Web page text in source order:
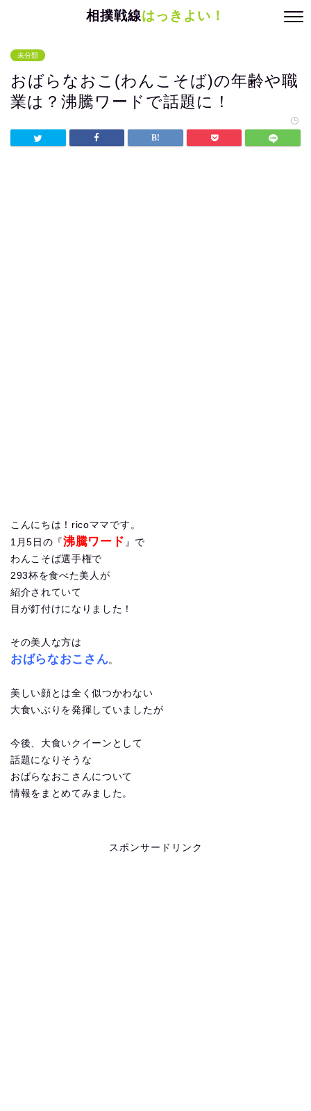
相撲戦線はっきよい！
未分類
おばらなおこ(わんこそば)の年齢や職
業は？沸騰ワードで話題に！
こんにちは！ricoママです。
1月5日の『沸騰ワード 』で
わんこそば選手権で
293杯を食べた美人が
紹介されていて
目が釘付けになりました！
その美人な方は
おばらなおこさん。
美しい顔とは全く似つかわない
大食いぶりを発揮していましたが
今後、大食いクイーンとして
話題になりそうな
おばらなおこさんについて
情報をまとめてみました。
スポンサードリンク